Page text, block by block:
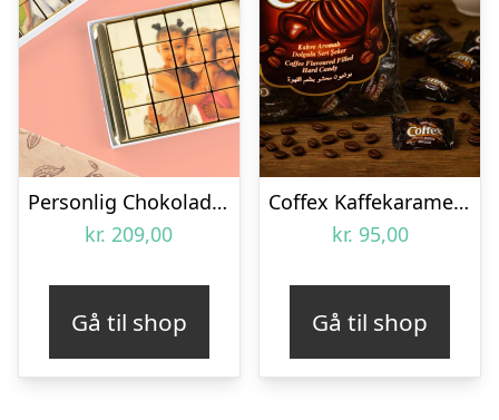
Personlig Chokolade med Billede
kr. 209,00
Gå til shop
Coffex Kaffekarameller Bland-selv slik i kasser 800 gram
kr. 95,00
Gå til shop